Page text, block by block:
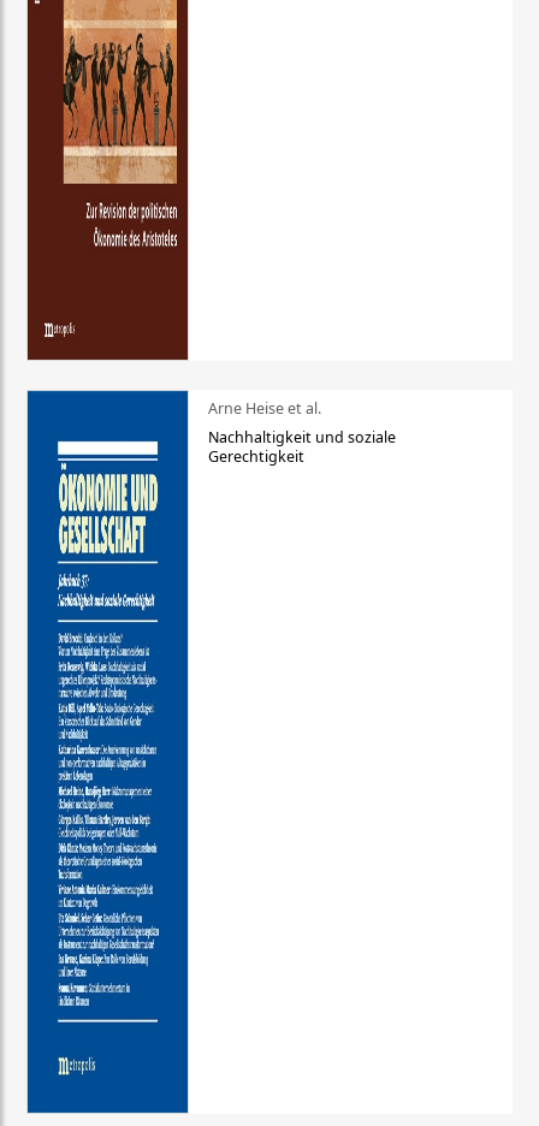
Arne Heise et al.
Nachhaltigkeit und soziale
Gerechtigkeit